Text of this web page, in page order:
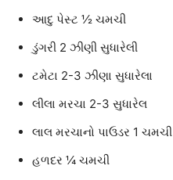
આદુ પેસ્ટ ½ ચમચી
ડુંગરી 2 ઝીણી સુધારેલી
ટમેટા 2-3 ઝીણા સુધારેલા
લીલા મરચા 2-3 સુધારેલ
લાલ મરચાનો પાઉડર 1 ચમચી
હળદર ¼ ચમચી